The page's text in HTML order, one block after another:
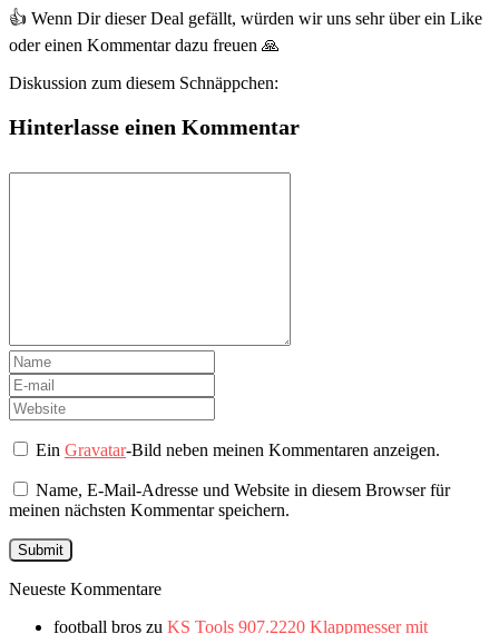
👍 Wenn Dir dieser Deal gefällt, würden wir uns sehr über ein Like
oder einen Kommentar dazu freuen 🙏
Diskussion zum diesem Schnäppchen:
Hinterlasse einen Kommentar
EinGravatar-Bild neben meinen Kommentaren anzeigen.
Name, E-Mail-Adresse und Website in diesem Browser für
meinen nächsten Kommentar speichern.
Neueste Kommentare
football bros zu KS Tools 907.2220 Klappmesser mit